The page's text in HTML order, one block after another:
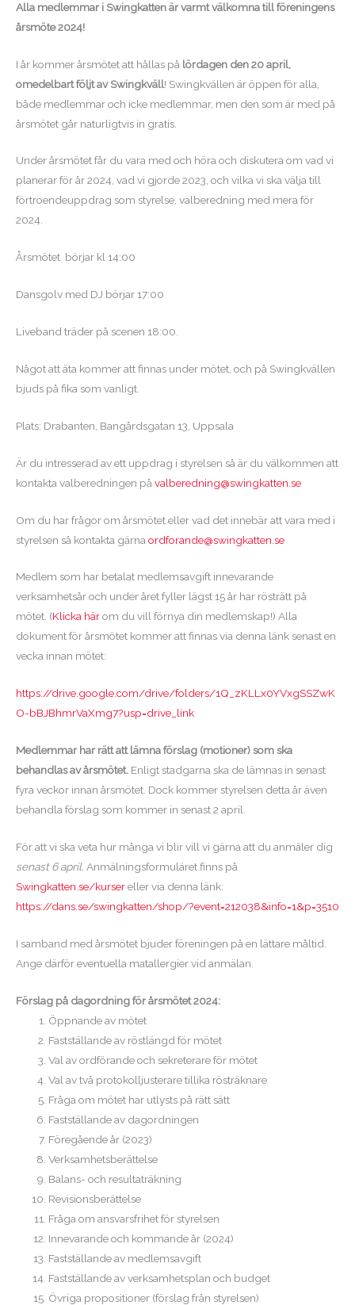
Alla medlemmar i Swingkatten är varmt välkomna till föreningens
årsmöte 2024!
I år kommer årsmötet att hållas på lördagen den 20 april,
omedelbart följt av Swingkväll! Swingkvällen är öppen för alla,
både medlemmar och icke medlemmar, men den som är med på
årsmötet går naturligtvis in gratis.
Under årsmötet får du vara med och höra och diskutera om vad vi
planerar för år 2024, vad vi gjorde 2023, och vilka vi ska välja till
förtroendeuppdrag som styrelse, valberedning med mera för
2024.
Årsmötet börjar kl 14:00
Dansgolv med DJ börjar 17:00
Liveband träder på scenen 18:00.
Något att äta kommer att finnas under mötet, och på Swingkvällen
bjuds på fika som vanligt.
Plats: Drabanten, Bangårdsgatan 13, Uppsala
Är du intresserad av ett uppdrag i styrelsen så är du välkommen att
kontakta valberedningen på valberedning@swingkatten.se
Om du har frågor om årsmötet eller vad det innebär att vara med i
styrelsen så kontakta gärna ordforande@swingkatten.se
Medlem som har betalat medlemsavgift innevarande
verksamhetsår och under året fyller lägst 15 år har rösträtt på
mötet. (Klicka härom du vill förnya din medlemskap!) Alla
dokument för årsmötet kommer att finnas via denna länk senast en
vecka innan mötet:
https://drive.google.com/drive/folders/1Q_zKLLx0YVxgSSZwK
O-bBJBhmrVaXmg7?usp=drive_link
Medlemmar har rätt att lämna förslag (motioner) som ska
behandlas av årsmötet. Enligt stadgarna ska de lämnas in senast
fyra veckor innan årsmötet. Dock kommer styrelsen detta år även
behandla förslag som kommer in senast 2 april.
För att vi ska veta hur många vi blir vill vi gärna att du anmäler dig
senast 6 april. Anmälningsformuläret finns på
Swingkatten.se/kursereller via denna länk:
https://dans.se/swingkatten/shop/?event=212038&info=1&p=3510
I samband med årsmötet bjuder föreningen på en lättare måltid.
Ange därför eventuella matallergier vid anmälan.
Förslag på dagordning för årsmötet 2024:
Öppnande av mötet
Fastställande av röstlängd för mötet
Val av ordförande och sekreterare för mötet
Val av två protokolljusterare tillika rösträknare
Fråga om mötet har utlysts på rätt sätt
Fastställande av dagordningen
Föregående år (2023)
Verksamhetsberättelse
Balans- och resultaträkning
Revisionsberättelse
Fråga om ansvarsfrihet för styrelsen
Innevarande och kommande år (2024)
Fastställande av medlemsavgift
Fastställande av verksamhetsplan och budget
Övriga propositioner (förslag från styrelsen)